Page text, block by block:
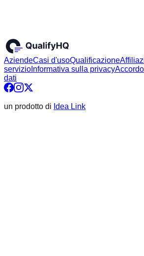
AziendeCasi d'usoQualificazione
servizio Informativa sulla privacy
dati
un prodotto di Idea Link